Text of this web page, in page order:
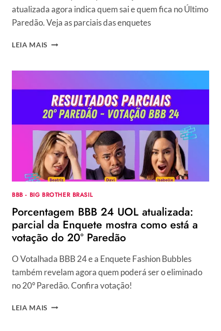
atualizada agora indica quem sai e quem fica no Último
Paredão. Veja as parciais das enquetes
LEIA MAIS COMO
VOTAÇÃO
BBB
24
AGORA?
ENQUETE
ATUALIZADA
REVELA
QUEM
SAI
NO
PAREDÃO
BBB - BIG BROTHER BRASIL
Porcentagem BBB 24 UOL atualizada:
parcial da Enquete mostra como está a
votação do 20º Paredão
O Votalhada BBB 24 e a Enquete Fashion Bubbles
também revelam agora quem poderá ser o eliminado
no 20º Paredão. Confira votação!
LEIA MAIS PORCENTAGEM